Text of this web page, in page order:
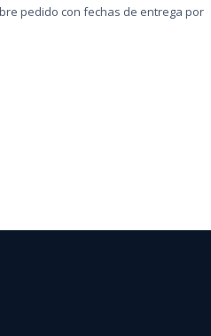
pedido con fechas de entrega por